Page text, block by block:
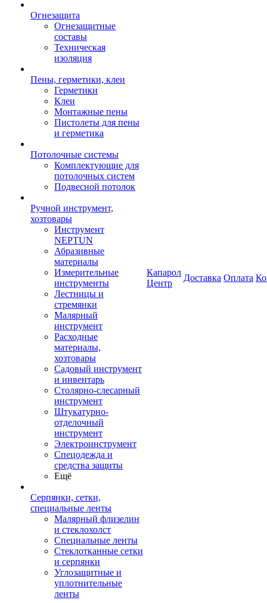
Огнезащита
Огнезащитные
составы
Техническая
изоляция
Пены, герметики, клеи
Герметики
Клеи
Монтажные пены
Пистолеты для пены
и герметика
Потолочные системы
Комплектующие для
потолочных систем
Подвесной потолок
Ручной инструмент,
хозтовары
Инструмент
NEPTUN
Абразивные
материалы
Измерительные
инструменты
Лестницы и
стремянки
Малярный
инструмент
Расходные
материалы,
хозтовары
Садовый инструмент
и инвентарь
Столярно-слесарный
инструмент
Штукатурно-
отделочный
инструмент
Электроинструмент
Спецодежда и
средства защиты
Ещё
Серпянки, сетки,
специальные ленты
Малярный флизелин
и стеклохолст
Специальные ленты
Стеклотканные сетки
и серпянки
Углозащитные и
уплотнительные
ленты
Капарол
Центр
Доставка Оплата